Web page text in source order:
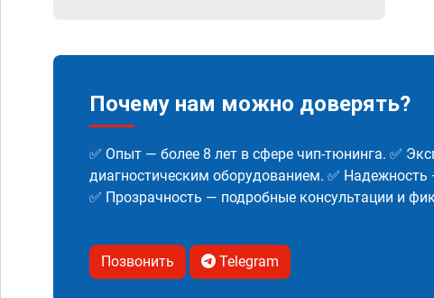
Почему нам можно доверять?
✅ Опыт — более 8 лет в сфере чип-тюнинга. ✅
диагностическим оборудованием. ✅
✅ Прозрачность — подробные консультации и
Позвонить Telegram